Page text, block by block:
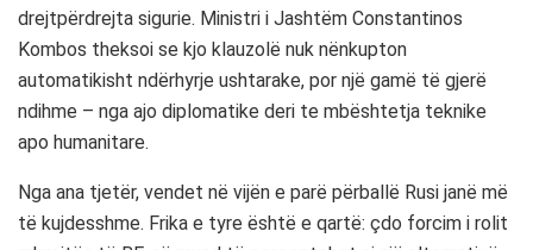
drejtpërdrejta sigurie. Ministri i Jashtëm Constantinos
Kombos theksoi se kjo klauzolë nuk nënkupton
automatikisht ndërhyrje ushtarake, por një gamë të gjerë
ndihme – nga ajo diplomatike deri te mbështetja teknike
apo humanitare.
Nga ana tjetër, vendet në vijën e parë përballë Rusi janë më
të kujdesshme. Frika e tyre është e qartë: çdo forcim i rolit